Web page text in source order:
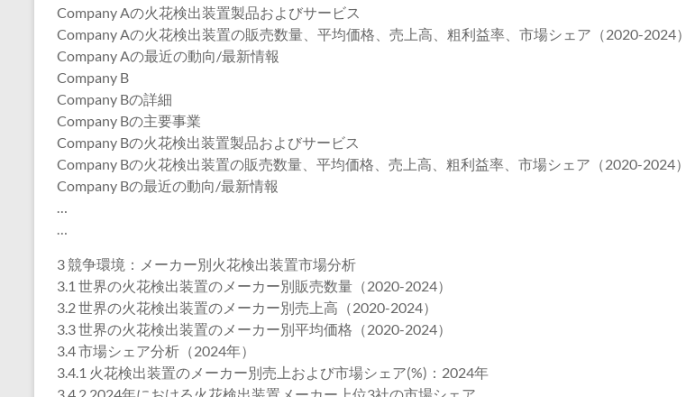
Company Aの火花検出装置製品およびサービス
Company Aの火花検出装置の販売数量、平均価格、売上高、粗利益率、市場シェア（2020-2024）
Company Aの最近の動向/最新情報
Company B
Company Bの詳細
Company Bの主要事業
Company Bの火花検出装置製品およびサービス
Company Bの火花検出装置の販売数量、平均価格、売上高、粗利益率、市場シェア（2020-2024）
Company Bの最近の動向/最新情報
…
…
3 競争環境：メーカー別火花検出装置市場分析
3.1 世界の火花検出装置のメーカー別販売数量（2020-2024）
3.2 世界の火花検出装置のメーカー別売上高（2020-2024）
3.3 世界の火花検出装置のメーカー別平均価格（2020-2024）
3.4 市場シェア分析（2024年）
3.4.1 火花検出装置のメーカー別売上および市場シェア(%)：2024年